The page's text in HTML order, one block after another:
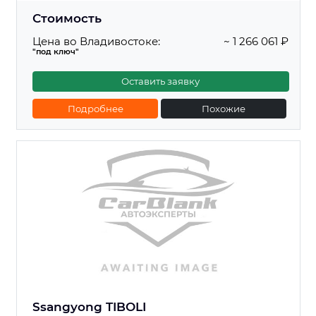
Стоимость
Цена во Владивостоке:
"под ключ"
~ 1 266 061 ₽
Оставить заявку
Подробнее Похожие
Ssangyong TIBOLI